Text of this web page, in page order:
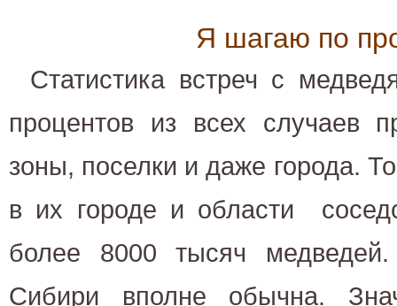
Я шагаю по
Статистика встреч с
процентов из всех случаев
зоны, поселки и даже города.
в их городе и области
более 8000 тысяч
Сибири вполне обычна.